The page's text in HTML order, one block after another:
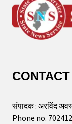
संपादक : अरविंद
Phone no.